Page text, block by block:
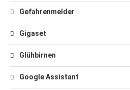
Gefahrenmelder
Gigaset
Glühbirnen
Google Assistant